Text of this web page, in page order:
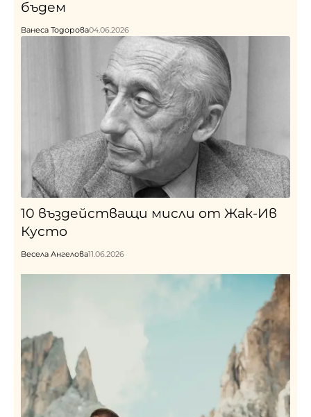
бъдем
Ванеса Тодорова04.06.2026
10 въздействащи мисли от Жак-Ив
Кусто
Весела Ангелова11.06.2026